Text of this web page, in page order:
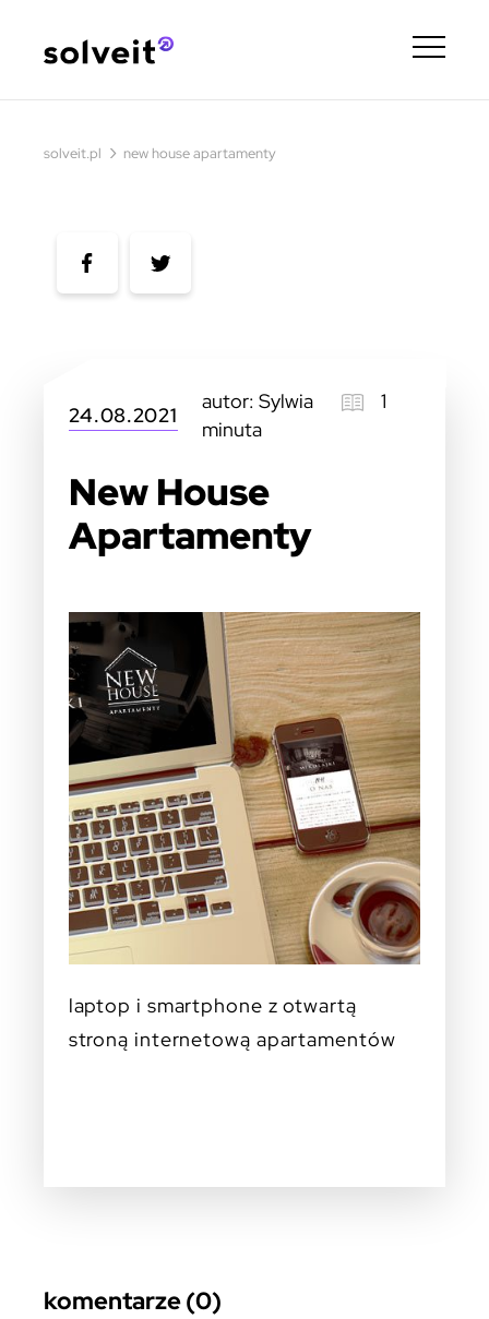
solveit.pl › new house apartamenty
24.08.2021
autor: Sylwia
1
minuta
New House
Apartamenty
laptop i smartphone z otwartą
stroną internetową apartamentów
komentarze (0)